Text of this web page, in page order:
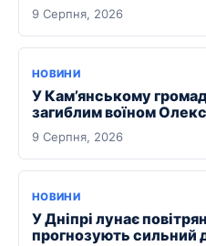
9 Серпня, 2026
НОВИНИ
У Кам’янському
загиблим воїном
9 Серпня, 2026
НОВИНИ
У Дніпрі лунає
прогнозують сильний